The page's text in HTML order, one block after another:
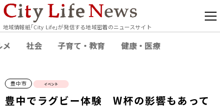
地域情報紙｢City Life｣が発信する地域密着のニュースサイト
メ 社会 子育て・教育 健康・医療
豊中市 イベント
豊中でラグビー体験 W杯の影響もあって